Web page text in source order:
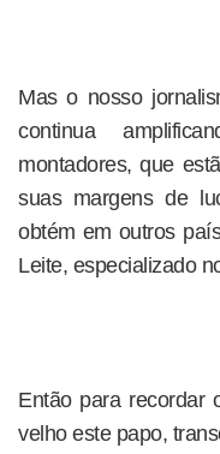
Mas o nosso
continua
montadores, que
suas margens de
obtém em outros
Leite, especializado
Então para recordar
velho este papo,